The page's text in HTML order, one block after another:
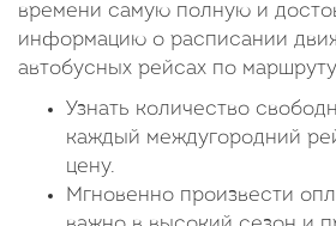
времени самую полную и
информацию о расписании
автобусных рейсах по
Узнать количество
каждый междугородний
цену.
Мгновенно произвести